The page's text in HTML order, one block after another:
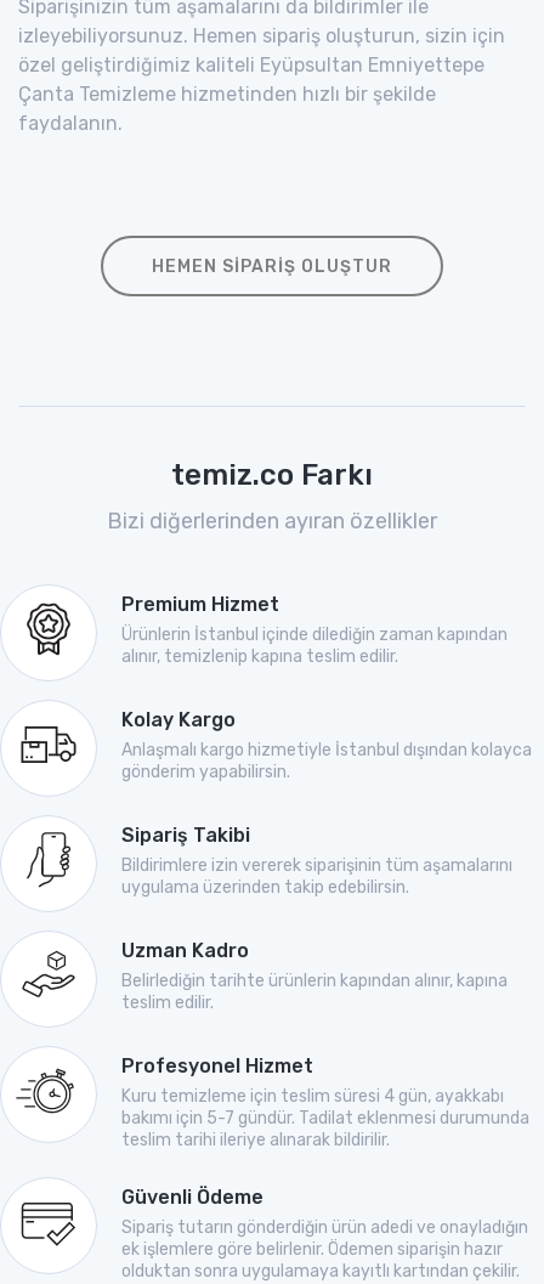
Siparişinizin tüm aşamalarını da bildirimler ile
izleyebiliyorsunuz. Hemen sipariş oluşturun, sizin için
özel geliştirdiğimiz kaliteli Eyüpsultan Emniyettepe
Çanta Temizleme hizmetinden hızlı bir şekilde
faydalanın.
HEMEN SIPARIŞ OLUŞTUR
temiz.co Farkı
Bizi diğerlerinden ayıran özellikler
Premium Hizmet
Ürünlerin İstanbul içinde dilediğin zaman kapından
alınır, temizlenip kapına teslim edilir.
Kolay Kargo
Anlaşmalı kargo hizmetiyle İstanbul dışından kolayca
gönderim yapabilirsin.
Sipariş Takibi
Bildirimlere izin vererek siparişinin tüm aşamalarını
uygulama üzerinden takip edebilirsin.
Uzman Kadro
Belirlediğin tarihte ürünlerin kapından alınır, kapına
teslim edilir.
Profesyonel Hizmet
Kuru temizleme için teslim süresi 4 gün, ayakkabı
bakımı için 5-7 gündür. Tadilat eklenmesi durumunda
teslim tarihi ileriye alınarak bildirilir.
Güvenli Ödeme
Sipariş tutarın gönderdiğin ürün adedi ve onayladığın
ek işlemlere göre belirlenir. Ödemen siparişin hazır
olduktan sonra uygulamaya kayıtlı kartından çekilir.